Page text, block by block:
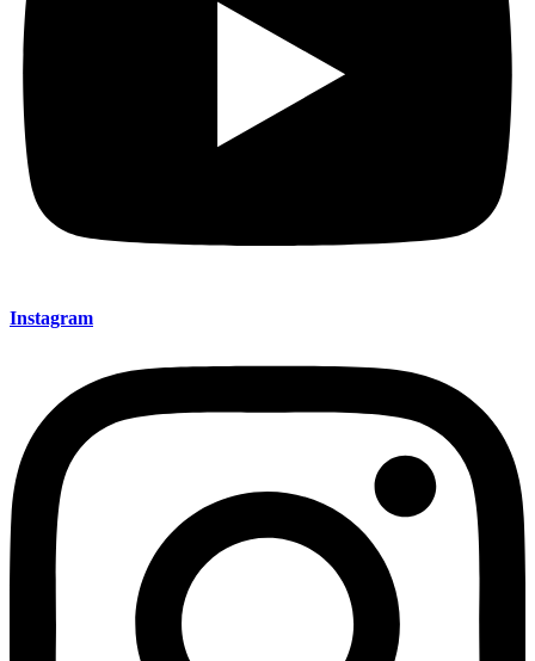
Instagram